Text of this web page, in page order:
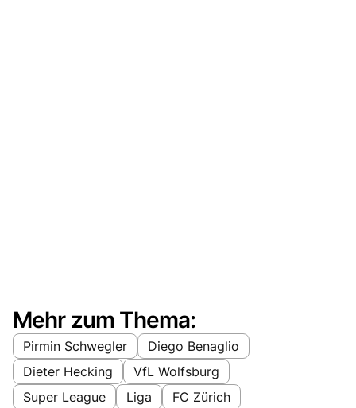
Mehr zum Thema:
Pirmin Schwegler
Diego Benaglio
Dieter Hecking
VfL Wolfsburg
Super League
Liga FC Zürich